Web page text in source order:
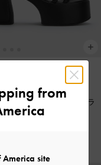
ネリッサ チューブラープラ
ームサンダル
from
site